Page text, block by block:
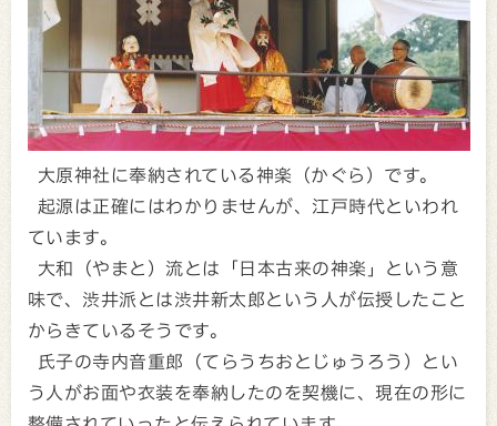
大原神社に奉納されている神楽（かぐら）です。
起源は正確にはわかりませんが、江戸時代といわれ
ています。
大和（やまと）流とは「日本古来の神楽」という意
味で、渋井派とは渋井新太郎という人が伝授したこと
からきているそうです。
氏子の寺内音重郎（てらうちおとじゅうろう）とい
う人がお面や衣装を奉納したのを契機に、現在の形に